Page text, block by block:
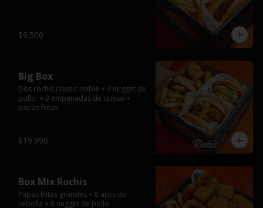
$9.500
Big Box
Dos rochis classic doble + 4 nugget de
pollo  + 3 empanadas de queso +
papas fritas
$19.990
Box Mix Rochis
Papas fritas grandes + 8 aros de
cebolla + 8 nugget de pollo